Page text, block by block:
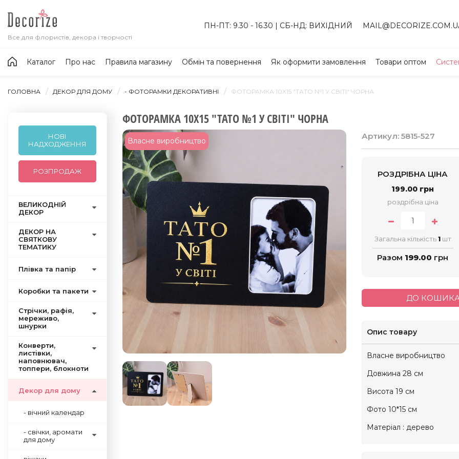
Все для флористів, декора і творчості
ПН-ПТ: 9.30 - 16.30 | СБ-НД: ВИХІДНИЙ
Каталог Про нас Правила магазину Обмін та повернення Як оформити замовлення Товари оптом
ГОЛОВНА ДЕКОР ДЛЯ ДОМУ - ФОТОРАМКИ ДЕКОРАТИВНІ ФОТОРАМКА 10Х15 "ТАТО №1 У СВІТІ" ЧОРНА
НОВІ
НАДХОДЖЕННЯ
РОЗПРОДАЖ
ВЕЛИКОДНІЙ
ДЕКОР
ДЕКОР НА
СВЯТКОВУ
ТЕМАТИКУ
Плівка та папір
Коробки та пакети
Cтрічки, рафія,
мереживо,
шнурки
Конверти,
листівки,
наповнювач,
топпери, блокноти
Декор для дому
- вічний календар
- свічки, аромати
для дому
ФОТОРАМКА 10Х15 "ТАТО №1 У СВІТІ" ЧОРНА
Власне виробництво Артикул: 5815-527
РОЗДРІБНА ЦІНА
199.00 грн
роздрібна ціна
Загальна кількість1шт
Разом 199.00 грн
ДО
Опис товару
Власне виробництво
Довжина 28 см
Висота 19 см
Фото 10*15 см
Матеріал : дерево